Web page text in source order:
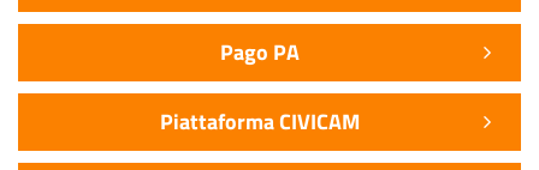
Pago PA
Piattaforma CIVICAM